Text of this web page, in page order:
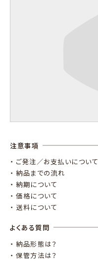
注意事項
・ ご発注／お支払いについて
・ 納品までの流れ
・ 納期について
・ 価格について
・ 送料について
よくある質問
・ 納品形態は？
・ 保管方法は？